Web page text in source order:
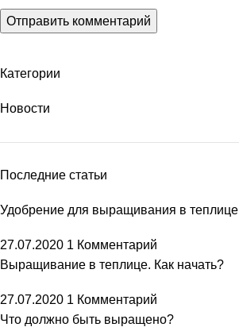
Категории
Новости
Последние статьи
Удобрение для выращивания в теплице
27.07.2020 1 Комментарий
Выращивание в теплице. Как начать?
27.07.2020 1 Комментарий
Что должно быть выращено?